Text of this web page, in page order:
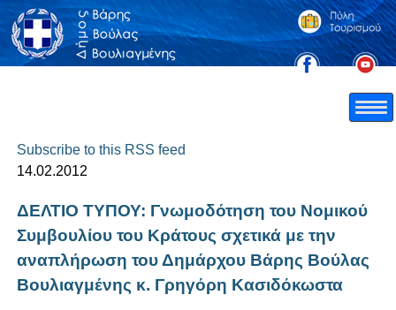
Subscribe to this RSS feed
14.02.2012
ΔΕΛΤΙΟ ΤΥΠΟΥ: Γνωμοδότηση του Νομικού
Συμβουλίου του Κράτους σχετικά με την
αναπλήρωση του Δημάρχου Βάρης Βούλας
Βουλιαγμένης κ. Γρηγόρη Κασιδόκωστα